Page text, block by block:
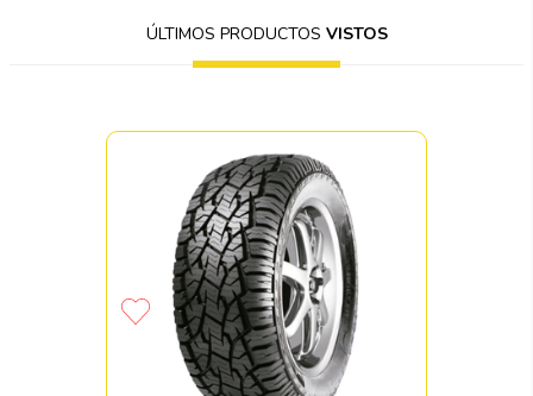
ÚLTIMOS PRODUCTOS VISTOS